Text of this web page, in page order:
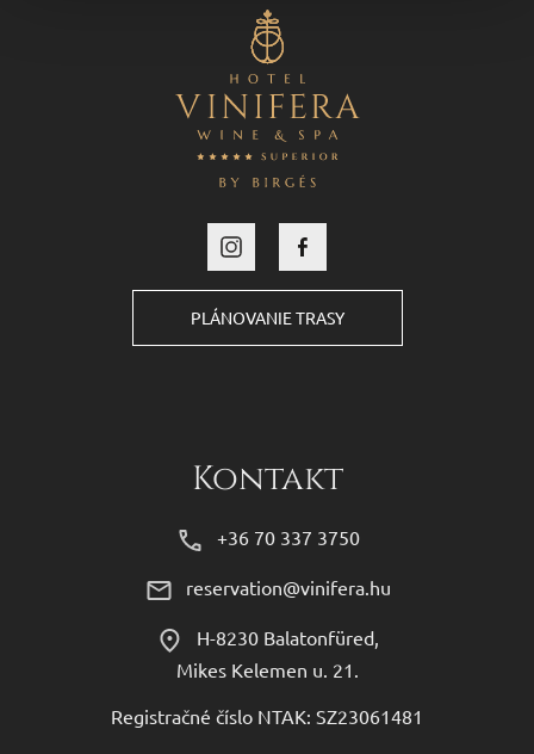
PLÁNOVANIE TRASY
Kontakt
+36 70 337 3750
reservation@vinifera.hu
H-8230 Balatonfüred,
Mikes Kelemen u. 21.
Registračné číslo NTAK: SZ23061481